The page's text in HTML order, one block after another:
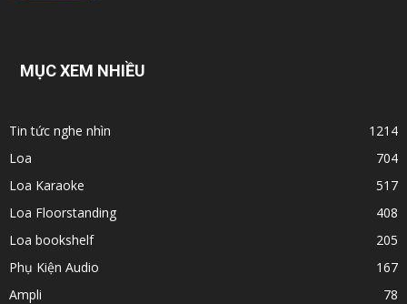
MỤC XEM NHIỀU
Tin tức nghe nhìn
1214
Loa
704
Loa Karaoke
517
Loa Floorstanding
408
Loa bookshelf
205
Phụ Kiện Audio
167
Ampli
78